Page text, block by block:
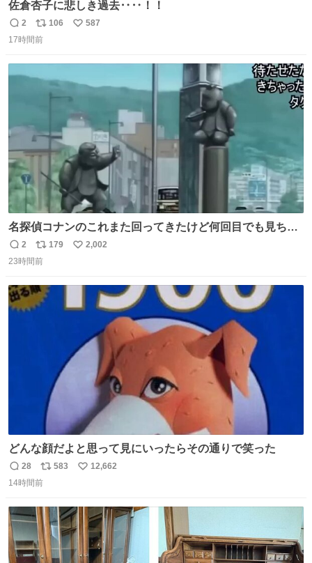
佐倉杏子に悲しき過去‥‥！！
返
信
2
リ
ポ
106
い
587
17時間前
名探偵コナンのこれまた回ってきたけど何回目でも見ちゃ
う魔力あるのよな
返
信
2
リ
ポ
ト
数
179
い
2,002
23時間前
どんな顔だよと思って見にいったらその通りで笑った
返
信
28
リ
ポ
ト
数
583
い
数
12,662
14時間前